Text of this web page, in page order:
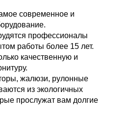
современное и
профессионалы
работы более 15 лет.
качественную и
жалюзи, рулонные
из экологичных
прослужат вам долгие